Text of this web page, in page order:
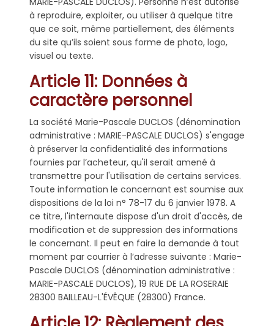
à reproduire, exploiter, ou utiliser à quelque titre
que ce soit, même partiellement, des éléments
du site qu’ils soient sous forme de photo, logo,
visuel ou texte.
Article 11: Données à
caractère personnel
La société Marie-Pascale DUCLOS (dénomination
administrative : MARIE-PASCALE DUCLOS) s'engage
à préserver la confidentialité des informations
fournies par l’acheteur, qu'il serait amené à
transmettre pour l'utilisation de certains services.
Toute information le concernant est soumise aux
dispositions de la loi n° 78-17 du 6 janvier 1978. A
ce titre, l'internaute dispose d'un droit d'accès, de
modification et de suppression des informations
le concernant. Il peut en faire la demande à tout
moment par courrier à l’adresse suivante : Marie-
Pascale DUCLOS (dénomination administrative :
MARIE-PASCALE DUCLOS), 19 RUE DE LA ROSERAIE
28300 BAILLEAU-L'ÉVÊQUE (28300) France.